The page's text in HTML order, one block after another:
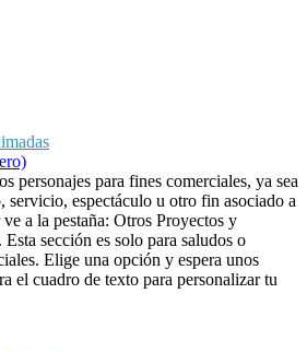
personajes para fines comerciales, ya sea
servicio, espectáculo u otro fin asociado a
a la pestaña: Otros Proyectos y
Esta sección es solo para saludos o
Elige una opción y espera unos
el cuadro de texto para personalizar tu